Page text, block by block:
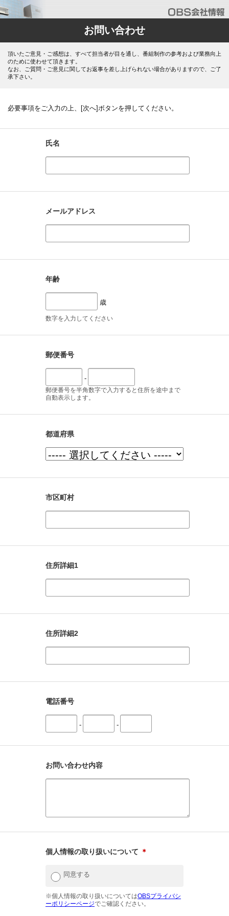
お問い合わせ
頂いたご意見・ご感想は、すべて担当者が目を通し、番組制作の参考および業務向上
のために使わせて頂きます。
なお、ご質問・ご意見に関してお返事を差し上げられない場合がありますので、ご了
承下さい。
必要事項をご入力の上、[次へ]ボタンを押してください。
氏名
メールアドレス
年齢
歳
数字を入力してください
郵便番号
-
郵便番号を半角数字で入力すると住所を途中まで
自動表示します。
都道府県
市区町村
住所詳細1
住所詳細2
電話番号
- -
お問い合わせ内容
個人情報の取り扱いについて ＊
同意する
※個人情報の取り扱いについてはOBSプライバシ
ーポリシーページでご確認ください。